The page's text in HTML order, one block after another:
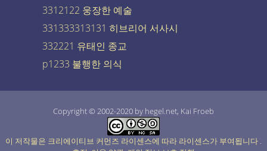
3312122 웅장한 예술
331333313131 히브리어 서사시
332221 유태인 종교
p1233 불행한 의식
Copyright © 2002-2020 by hegel.net, Kai Froeb
이 저작물은 크리에이티브 커먼즈 라이센스에 따라 라이센스가 부여됩니다 .